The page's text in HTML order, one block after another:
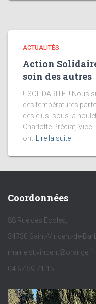
ACTUALITÉS
Action
soin des autres
!! SOLIDARITE !!
des températures
des élus, sous la
Charlotte Préciat, Vice
ont
Lire la suite
Coordonnées
88 Rue des Écoles,
34730 Saint-Vincent-de-
mairie.st.vincent@orange.fr
04 67 59 71 15